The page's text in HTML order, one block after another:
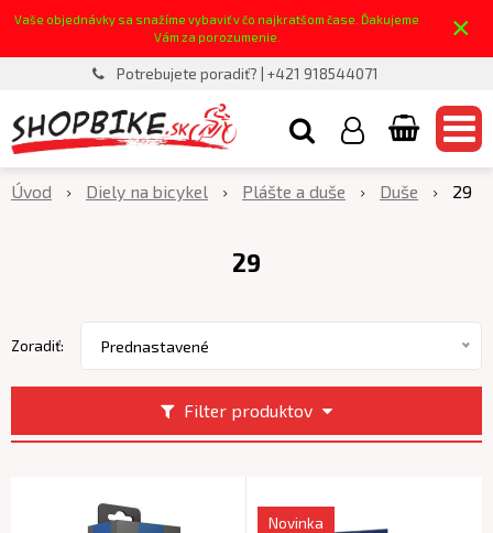
Vaše objednávky sa snažíme vybaviť v čo najkratšom čase. Ďakujeme
Vám za porozumenie.
×
Potrebujete poradiť? | +421 918544071
Úvod Diely na bicykel Plášte a duše Duše 29
29
Filter produktov
Zoradiť: Prednastavené
Novinka